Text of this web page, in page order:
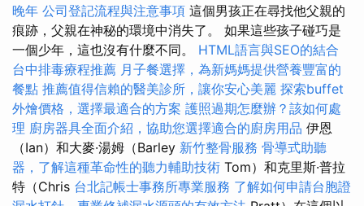
晚年 公司登記流程與注意事項 這個男孩正在尋找他父親的
痕跡，父親在神秘的環境中消失了。 如果這些孩子碰巧是
一個少年，這也沒有什麼不同。 HTML語言與SEO的結合
台中排毒療程推薦 月子餐選擇，為新媽媽提供營養豐富的
餐點 推薦值得信賴的醫美診所，讓你安心美麗 探索buffet
外燴價格，選擇最適合的方案 護照過期怎麼辦？該如何處
理 廚房器具全面介紹，協助您選擇適合的廚房用品 伊恩
（Ian）和大麥·湯姆（Barley 新竹整骨服務 骨導式助聽
器，了解這種革命性的聽力輔助技術 Tom）和克里斯·普拉
特（Chris 台北記帳士事務所專業服務 了解如何申請台胞證